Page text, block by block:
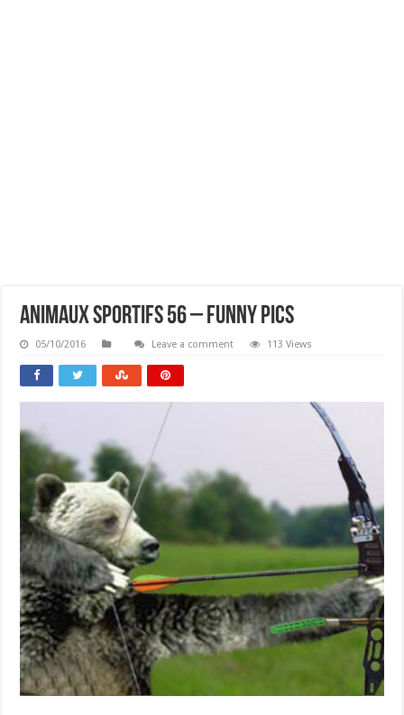
Animaux Sportifs 56 – Funny Pics
05/10/2016 Leave a comment 113 Views